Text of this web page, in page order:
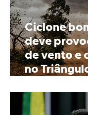
Ciclone
deve
de vento e
no